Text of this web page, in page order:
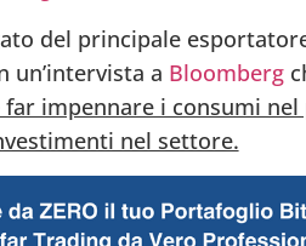
del principale
un’intervista a Bloomberg
impennare i consumi
nel settore.